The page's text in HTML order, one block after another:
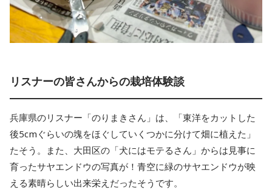
リスナーの皆さんからの栽培体験談
兵庫県のリスナー「のりまきさん」は、「東洋をカットした
後5cmぐらいの塊をほぐしていくつかに分けて畑に植えた」
たそう。また、大田区の「犬にはモテるさん」からは見事に
育ったサヤエンドウの写真が！青空に緑のサヤエンドウが映
える素晴らしい出来栄えだったそうです。